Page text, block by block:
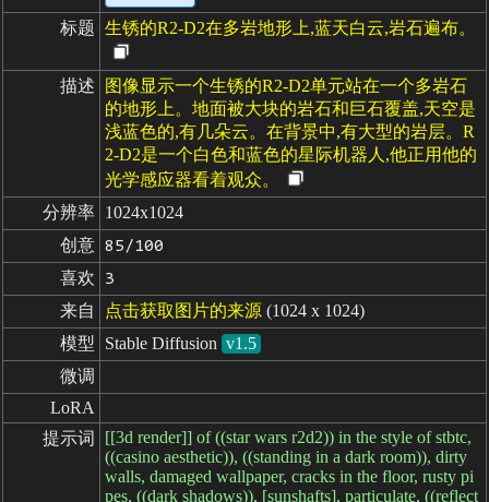
标题 生锈的R2-D2在多岩地形上,蓝天白云,岩石遍布。
描述
图像显示一个生锈的R2-D2单元站在一个多岩石
的地形上。地面被大块的岩石和巨石覆盖,天空是
浅蓝色的,有几朵云。在背景中,有大型的岩层。R
2-D2是一个白色和蓝色的星际机器人,他正用他的
光学感应器看着观众。
分辨率 1024x1024
创意 85/100
喜欢 3
来自 点击获取图片的来源 (1024 x 1024)
模型
Stable Diffusion v1.5
微调
LoRA
提示词
[[3d render]] of ((star wars r2d2)) in the style of stbtc,
((casino aesthetic)), ((standing in a dark room)), dirty
walls, damaged wallpaper, cracks in the floor, rusty pi
pes, ((dark shadows)), [sunshafts], particulate, ((reflect